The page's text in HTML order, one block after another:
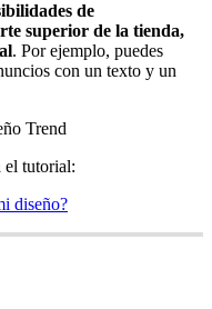
de
superior de la tienda,
. Por ejemplo, puedes
con un texto y un
el tutorial:
diseño?